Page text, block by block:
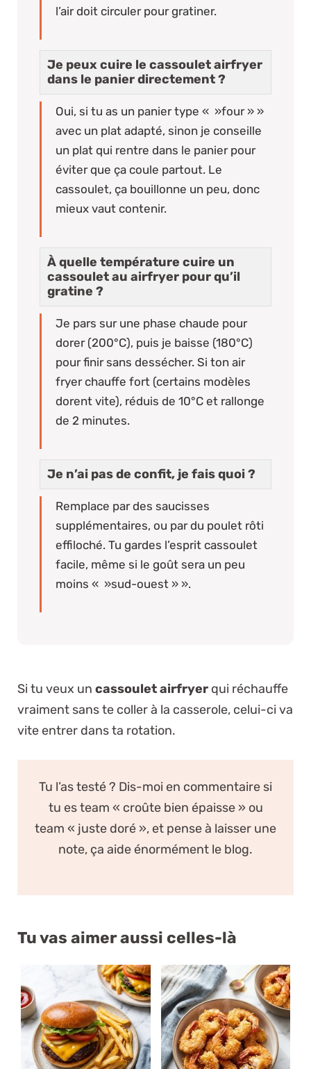
l’air doit circuler pour gratiner.
Je peux cuire le cassoulet airfryer
dans le panier directement ?
Oui, si tu as un panier type « »four » »
avec un plat adapté, sinon je conseille
un plat qui rentre dans le panier pour
éviter que ça coule partout. Le
cassoulet, ça bouillonne un peu, donc
mieux vaut contenir.
À quelle température cuire un
cassoulet au airfryer pour qu’il
gratine ?
Je pars sur une phase chaude pour
dorer (200°C), puis je baisse (180°C)
pour finir sans dessécher. Si ton air
fryer chauffe fort (certains modèles
dorent vite), réduis de 10°C et rallonge
de 2 minutes.
Je n’ai pas de confit, je fais quoi ?
Remplace par des saucisses
supplémentaires, ou par du poulet rôti
effiloché. Tu gardes l’esprit cassoulet
facile, même si le goût sera un peu
moins « »sud-ouest » ».
Si tu veux un cassoulet airfryer qui réchauffe
vraiment sans te coller à la casserole, celui-ci va
vite entrer dans ta rotation.
Tu l’as testé ? Dis-moi en commentaire si
tu es team « croûte bien épaisse » ou
team « juste doré », et pense à laisser une
note, ça aide énormément le blog.
Tu vas aimer aussi celles-là